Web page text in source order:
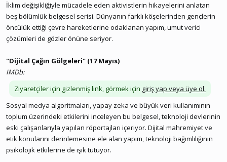
İklim değişikliğiyle mücadele eden aktivistlerin hikayelerini anlatan
beş bölümlük belgesel serisi. Dünyanın farklı köşelerinden gençlerin
öncülük ettiği çevre hareketlerine odaklanan yapım, umut verici
çözümleri de gözler önüne seriyor.
"Dijital Çağın Gölgeleri" (17 Mayıs)
IMDb:
Ziyaretçiler için gizlenmiş link, görmek için giriş yap veya üye ol.
Sosyal medya algoritmaları, yapay zeka ve büyük veri kullanımının
toplum üzerindeki etkilerini inceleyen bu belgesel, teknoloji devlerinin
eski çalışanlarıyla yapılan röportajları içeriyor. Dijital mahremiyet ve
etik konularını derinlemesine ele alan yapım, teknoloji bağımlılığının
psikolojik etkilerine de ışık tutuyor.